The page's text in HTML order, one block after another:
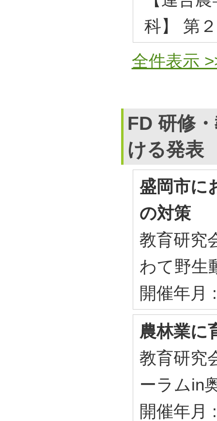
科】 第
全件表示
FD 研修
ける発表
盛岡市に
の対策
教育研究
わて野生
開催年月
農林業に
教育研究
ーラムin
開催年月